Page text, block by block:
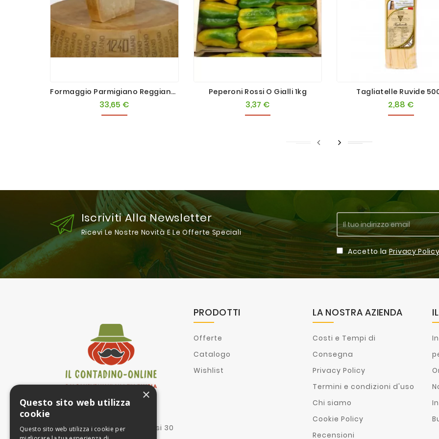
Formaggio Parmigiano Reggiano DOP 24mesi 1 Kg
33,65 €Prezzo
Peperoni Rossi O Gialli 1kg
3,37 €Prezzo
Tagliatelle Ruvide
2,88 €Prezzo
Iscriviti Alla Newsletter
Ricevi Le Nostre Novità E Le Offerte Speciali
Accetto la Privacy
Via corte dei mesagnesi 30
73100 Lecce Le
PRODOTTI
Offerte
Catalogo
Wishlist
LA NOSTRA AZIENDA
Costi e Tempi di
Consegna
Privacy Policy
Termini e condizioni d'uso
Chi siamo
Cookie Policy
Recensioni
×
Questo sito web utilizza
cookie
Questo sito web utilizza i cookie per